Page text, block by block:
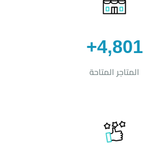
4,801+
المتاجر المتاحة